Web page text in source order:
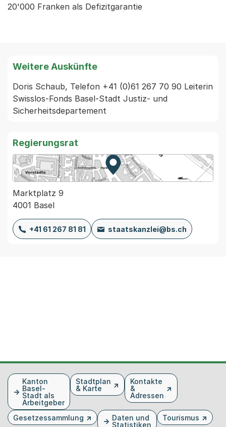
20'000 Franken als Defizitgarantie
Weitere Auskünfte
Doris Schaub, Telefon +41 (0)61 267 70 90 Leiterin
Swisslos-Fonds Basel-Stadt Justiz- und
Sicherheitsdepartement
Regierungsrat
Zur Karte von MapBS.
Externer Link, wird in einem
Marktplatz 9
4001 Basel
+41 61 267 81 81 staatskanzlei@bs.ch
FusszeileKanton
Basel-
Stadt als
Arbeitgeber
Stadtplan
& Karte
Kontakte
&
Adressen
Gesetzessammlung
Daten und
Statistiken
Tourismus